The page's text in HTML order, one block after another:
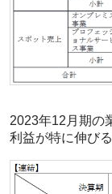
2023年12月期の
利益が特に伸びる